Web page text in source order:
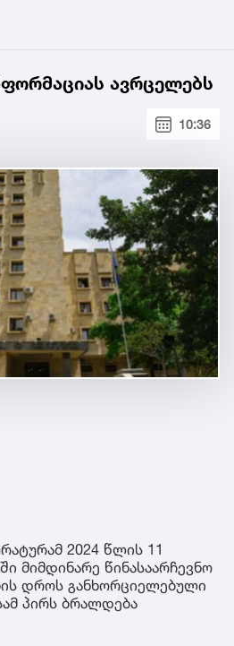
ავრცელებს
10:36
2024 წლის 11
მიმდინარე წინასაარჩევნო
დროს განხორციელებული
პირს ბრალდება